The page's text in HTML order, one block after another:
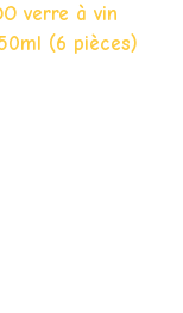
verre à vin
(6 pièces)